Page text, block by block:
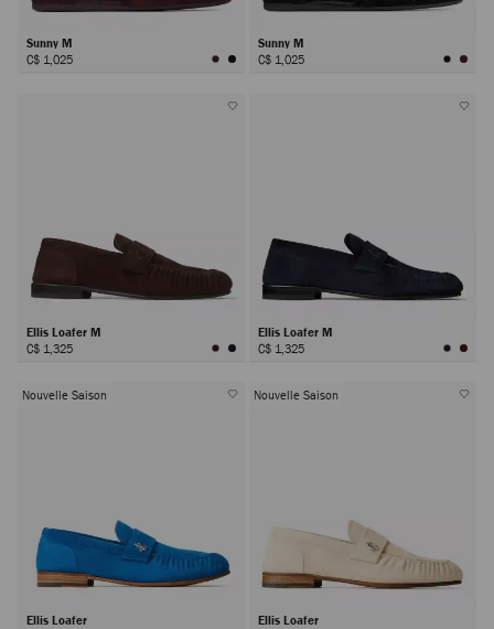
Sunny M
C$ 1,025
Sunny M
C$ 1,025
Ellis Loafer M
C$ 1,325
Ellis Loafer M
C$ 1,325
Nouvelle Saison
Ellis Loafer
Nouvelle Saison
Ellis Loafer